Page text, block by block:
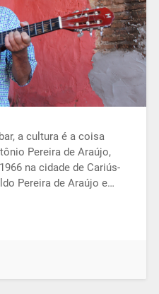
a cultura é a coisa
Pereira de Araújo,
na cidade de Cariús-
Pereira de Araújo e…